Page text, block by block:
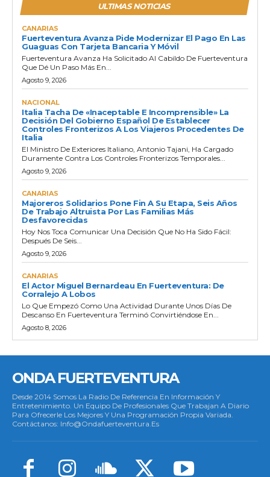
ULTIMAS NOTICIAS
CANARIAS
Fuerteventura Avanza Pide Modernizar El Pago En Las
Guaguas Con Tarjeta Bancaria Y Móvil
Fuerteventura Avanza Ha Solicitado Al Cabildo De Fuerteventura
Que Dé Un Paso Más En...
Agosto 9, 2026
NACIONAL
Italia Tacha De «inaceptable E Incomprensible» La
Decisión Del Gobierno Español De Establecer
Controles Fronterizos A Los Viajeros Procedentes De
Italia
El Ministro De Exteriores Italiano, Antonio Tajani, Ha Cargado
Duramente Contra Los Controles Fronterizos Temporales...
Agosto 9, 2026
CANARIAS
Majoreros Solidarios Pone Fin A Su Etapa, Seis Años
De Trabajo Altruista Por Las Familias Más
Desfavorecidas
Hoy Nos Toca Comunicar Una Decisión Que No Ha Sido Fácil:
Después De Seis...
Agosto 9, 2026
CANARIAS
El Actor Miguel Bernardeau En Fuerteventura: De
Corralejo A Lobos
Lo Que Empezó Como Una Actividad Durante Unos Días De
Descanso En Fuerteventura Terminó Convirtiéndose En...
Agosto 8, 2026
ONDA FUERTEVENTURA
Desde 2014 Somos La Radio De Referencia En Información Y
Entretenimiento. Un Equipo De Profesionales Que Trabajan A Diario
Para Ofrecerle Los Mejores Y Una Programación Propia Variada.
Contáctanos: Info@ondafuerteventura.es